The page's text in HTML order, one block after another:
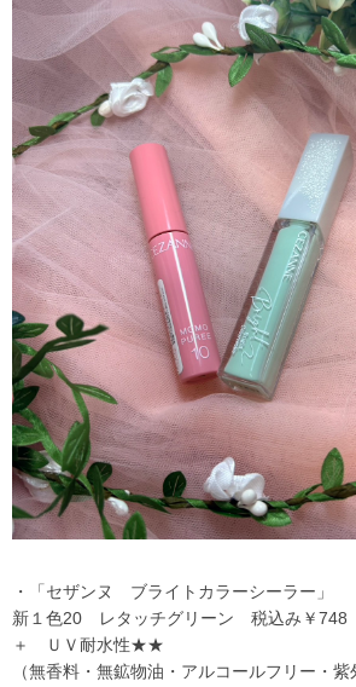
・「セザンヌ ブライトカラーシーラー」
新１色20 レタッチグリーン 税込み￥
＋ ＵＶ耐水性★★
（無香料・無鉱物油・アルコールフリー・